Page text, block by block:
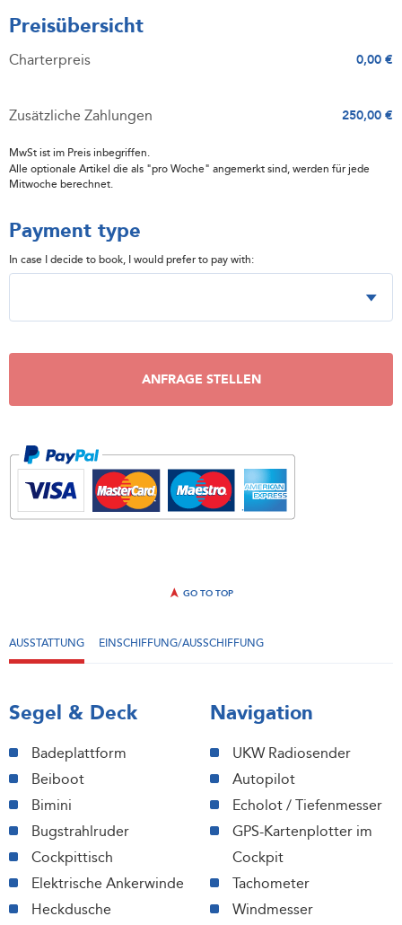
Preisübersicht
Charterpreis 0,00 €
Zusätzliche Zahlungen 250,00 €
MwSt ist im Preis inbegriffen.
Alle optionale Artikel die als "pro Woche" angemerkt sind, werden für jede
Mitwoche berechnet.
Payment type
In case I decide to book, I would prefer to pay with:
ANFRAGE STELLEN
GO TO TOP
AUSSTATTUNG EINSCHIFFUNG/AUSSCHIFFUNG
Segel & Deck
Badeplattform
Beiboot
Bimini
Bugstrahlruder
Cockpittisch
Elektrische Ankerwinde
Heckdusche
Navigation
UKW Radiosender
Autopilot
Echolot / Tiefenmesser
GPS-Kartenplotter im
Cockpit
Tachometer
Windmesser